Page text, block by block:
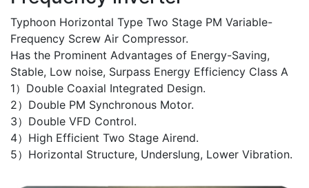
Frequency inverter
Typhoon Horizontal Type Two Stage PM Variable-
Frequency Screw Air Compressor.
Has the Prominent Advantages of Energy-Saving,
Stable, Low noise, Surpass Energy Efficiency Class A
1）Double Coaxial Integrated Design.
2）Double PM Synchronous Motor.